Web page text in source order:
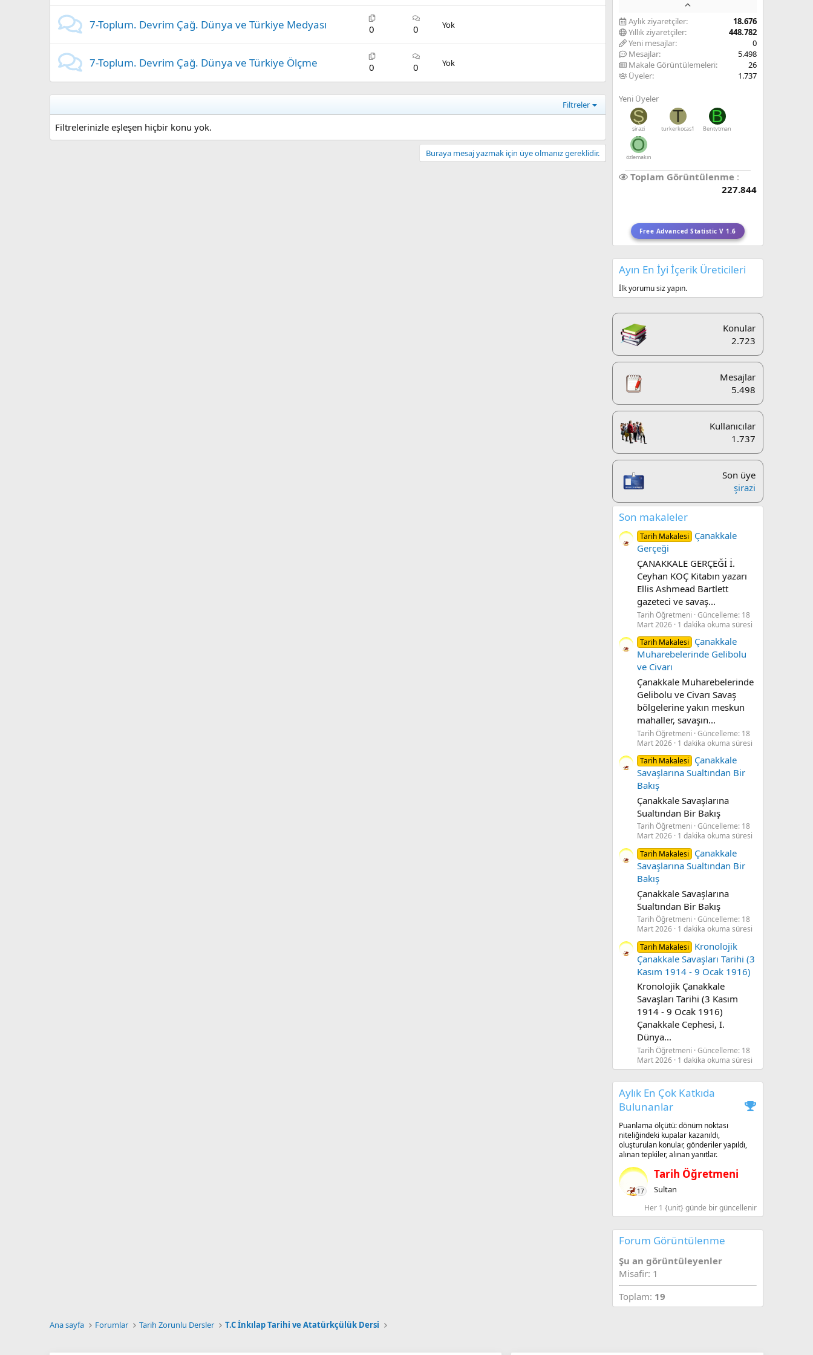
7-Toplum. Devrim Çağ. Dünya ve Türkiye Medyası 0 0 Yok
7-Toplum. Devrim Çağ. Dünya ve Türkiye Ölçme 0 0 Yok
Filtreler
Filtrelerinizle eşleşen hiçbir konu yok.
Buraya mesaj yazmak için üye olmanız gereklidir.
Aylık ziyaretçiler
18.676
Yıllık ziyaretçiler
448.782
Yeni mesajlar
0
Mesajlar
5.498
Makale Görüntülemeleri
26
Üyeler
1.737
Yeni Üyeler
Ş
şirazi
T
turkerkocas1
B
Bentytman
Ö
özlemakın
Toplam Görüntülenme
227.844
Free Advanced Statistic V 1.6
Ayın En İyi İçerik Üreticileri
İlk yorumu siz yapın.
Konular
2.723
Mesajlar
5.498
Kullanıcılar
1.737
Son üye
şirazi
Son makaleler
Tarih Makalesi
Çanakkale
Gerçeği
ÇANAKKALE GERÇEĞİ İ.
Ceyhan KOÇ Kitabın yazarı
Ellis Ashmead Bartlett
gazeteci ve savaş...
Tarih Öğretmeni Güncelleme: 18
Mart 2026 1 dakika okuma süresi
Tarih Makalesi
Çanakkale
Muharebelerinde Gelibolu
ve Civarı
Çanakkale Muharebelerinde
Gelibolu ve Civarı Savaş
bölgelerine yakın meskun
mahaller, savaşın...
Tarih Öğretmeni Güncelleme: 18
Mart 2026 1 dakika okuma süresi
Tarih Makalesi
Çanakkale
Savaşlarına Sualtından Bir
Bakış
Çanakkale Savaşlarına
Sualtından Bir Bakış
Tarih Öğretmeni Güncelleme: 18
Mart 2026 1 dakika okuma süresi
Tarih Makalesi
Çanakkale
Savaşlarına Sualtından Bir
Bakış
Çanakkale Savaşlarına
Sualtından Bir Bakış
Tarih Öğretmeni Güncelleme: 18
Mart 2026 1 dakika okuma süresi
Tarih Makalesi
Kronolojik
Çanakkale Savaşları Tarihi (3
Kasım 1914 - 9 Ocak 1916)
Kronolojik Çanakkale
Savaşları Tarihi (3 Kasım
1914 - 9 Ocak 1916)
Çanakkale Cephesi, I.
Dünya...
Tarih Öğretmeni Güncelleme: 18
Mart 2026 1 dakika okuma süresi
Aylık En Çok Katkıda
Bulunanlar
Puanlama ölçütü: dönüm noktası
niteliğindeki kupalar kazanıldı,
oluşturulan konular, gönderiler yapıldı,
alınan tepkiler, alınan yanıtlar.
17
Tarih Öğretmeni
Sultan
Her 1 {unit} günde bir güncellenir
Forum Görüntülenme
Şu an görüntüleyenler
Misafir: 1
Toplam: 19
Ana sayfa Forumlar Tarih Zorunlu Dersler T.C İnkılap Tarihi ve Atatürkçülük Dersi